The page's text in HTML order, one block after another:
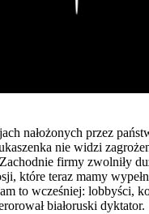
nałożonych przez
nie widzi
firmy zwolniły
które teraz mamy
to wcześniej: lobbyści,
białoruski dyktator.